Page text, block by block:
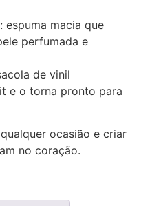
espuma macia que
perfumada e
de vinil
e o torna pronto para
ocasião e criar
no coração.